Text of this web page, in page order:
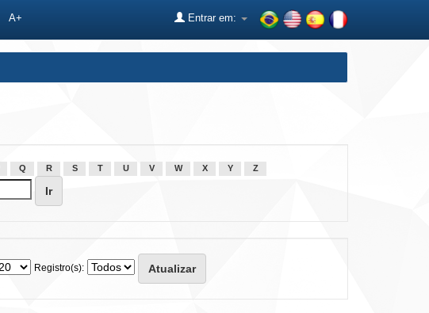
A+ Entrar em:
Q R S T U V W X Y Z
Registro(s):